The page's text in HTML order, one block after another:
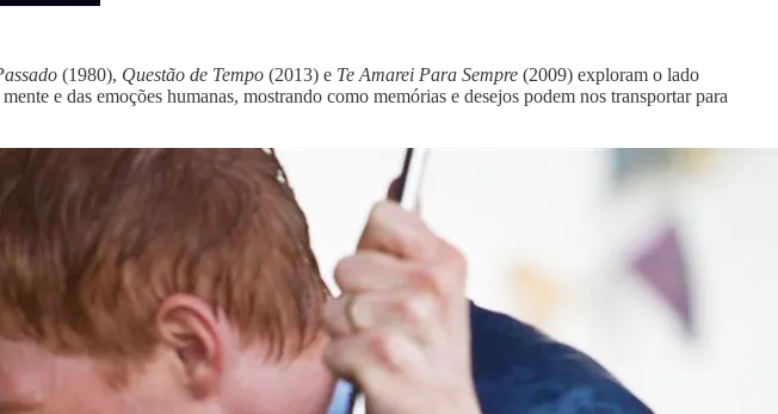
(1980), Questão de Tempo (2013) e Te Amarei Para Sempre (2009) exploram o lado
e das emoções humanas, mostrando como memórias e desejos podem nos transportar para